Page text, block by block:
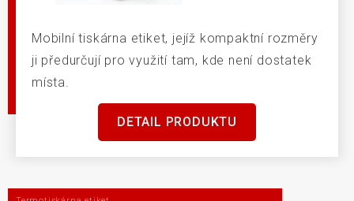
Mobilní tiskárna etiket, jejíž kompaktní rozměry
ji předurčují pro využití tam, kde není dostatek
místa.
DETAIL PRODUKTU